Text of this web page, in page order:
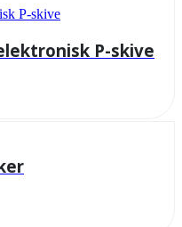
P-skive